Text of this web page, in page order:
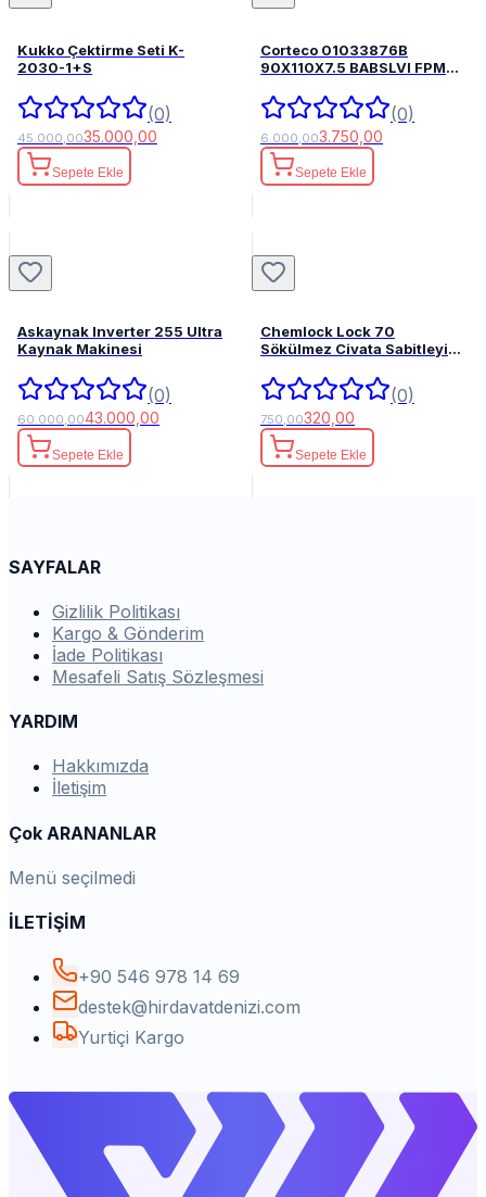
Kukko Çektirme Seti K-
2030-1+S
(0)
45.000,0035.000,00
Sepete Ekle
Corteco 01033876B
90X110X7.5 BABSLVI FPM
(0)
6.000,003.750,00
Sepete Ekle
Askaynak Inverter 255 Ultra
Kaynak Makinesi
(0)
60.000,0043.000,00
Sepete Ekle
Chemlock Lock 70
Sökülmez Civata Sabitleyici
(0)
750,00320,00
Sepete Ekle
SAYFALAR
Gizlilik Politikası
Kargo & Gönderim
İade Politikası
Mesafeli Satış Sözleşmesi
YARDIM
Hakkımızda
İletişim
Çok ARANANLAR
Menü seçilmedi
İLETİŞİM
+90 546 978 14 69
destek@hirdavatdenizi.com
Yurtiçi Kargo